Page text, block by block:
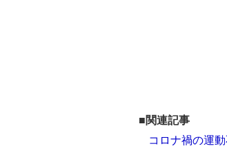
■関連記事
コロナ禍の運